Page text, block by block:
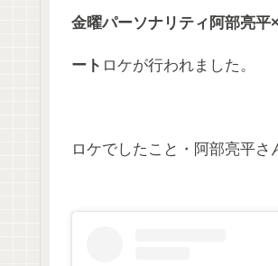
金曜パーソナリティ阿部亮
ート ロケが行われました。
ロケでしたこと・阿部亮平